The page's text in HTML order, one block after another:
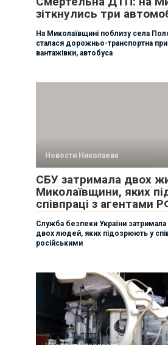
зіткнулись три
На Миколаївщині поблизу села
сталася дорожньо-транспортна
вантажівки, автобуса
Новости Николаева
СБУ затримала двох
Миколаївщини, яких
співпраці з агентами
Служба безпеки України
двох людей, яких підозрюють у
російськими